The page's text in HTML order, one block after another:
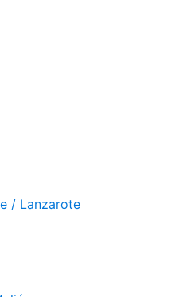
/ Lanzarote